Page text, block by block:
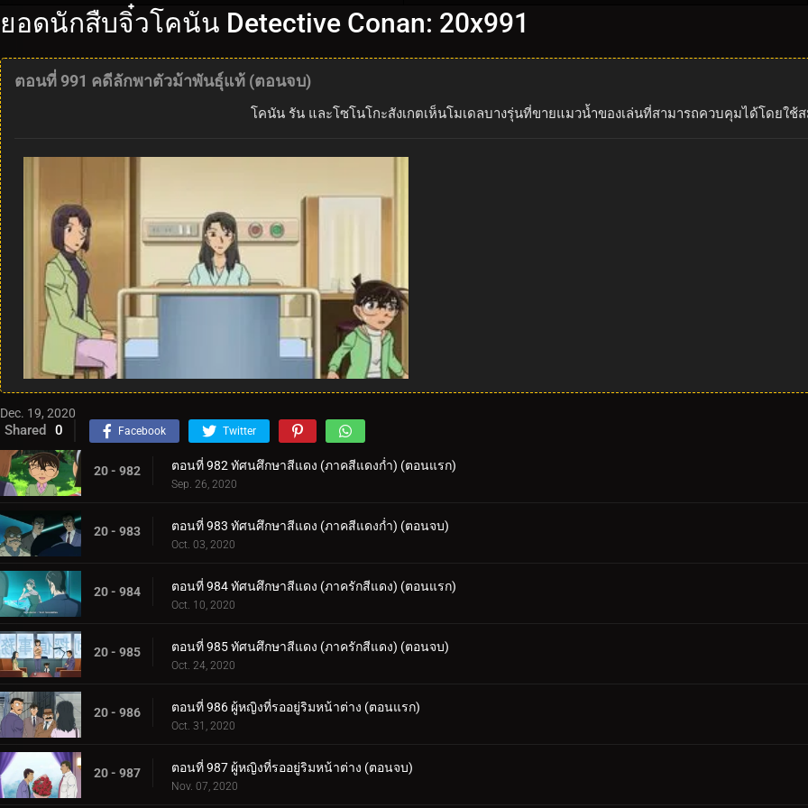
ยอดนักสืบจิ๋วโคนัน Detective Conan: 20x991
ตอนที่ 991 คดีลักพาตัวม้าพันธุ์แท้ (ตอนจบ)
โคนัน รัน และโซโนโกะสังเกตเห็นโมเดลบางรุ่นที่ขายแมวน้ำของเล่นที่สามารถควบคุมได้โดยใช้
Dec. 19, 2020
Shared 0 Facebook Twitter
20 - 982 ตอนที่ 982 ทัศนศึกษาสีแดง (ภาคสีแดงก่ำ) (ตอนแรก)
Sep. 26, 2020
20 - 983 ตอนที่ 983 ทัศนศึกษาสีแดง (ภาคสีแดงก่ำ) (ตอนจบ)
Oct. 03, 2020
20 - 984 ตอนที่ 984 ทัศนศึกษาสีแดง (ภาครักสีแดง) (ตอนแรก)
Oct. 10, 2020
20 - 985 ตอนที่ 985 ทัศนศึกษาสีแดง (ภาครักสีแดง) (ตอนจบ)
Oct. 24, 2020
20 - 986 ตอนที่ 986 ผู้หญิงที่รออยู่ริมหน้าต่าง (ตอนแรก)
Oct. 31, 2020
20 - 987 ตอนที่ 987 ผู้หญิงที่รออยู่ริมหน้าต่าง (ตอนจบ)
Nov. 07, 2020